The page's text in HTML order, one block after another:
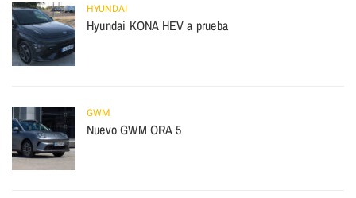
HYUNDAI
Hyundai KONA HEV a prueba
GWM
Nuevo GWM ORA 5